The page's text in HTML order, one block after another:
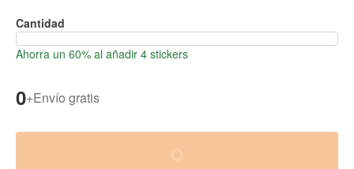
Cantidad
Ahorra un 60% al añadir 4 stickers
0+Envío gratis